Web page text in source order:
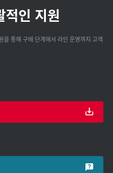
적인 지원
을 통해 구매 단계에서 라인 운영까지 고객